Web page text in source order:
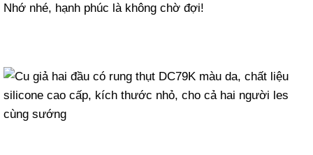
Nhớ nhé, hạnh phúc là không chờ đợi!